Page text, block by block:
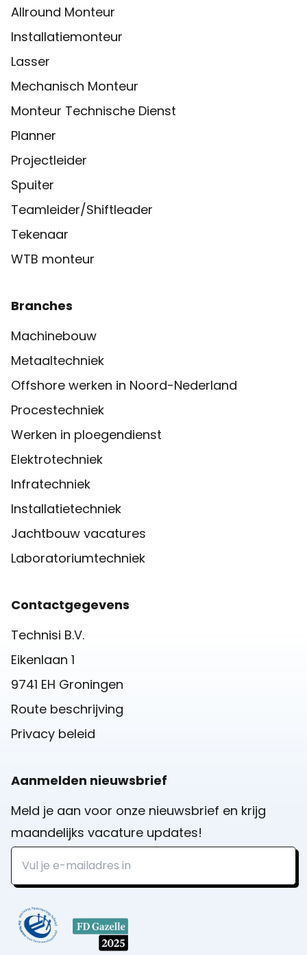
Allround Monteur
Installatiemonteur
Lasser
Mechanisch Monteur
Monteur Technische Dienst
Planner
Projectleider
Spuiter
Teamleider/Shiftleader
Tekenaar
WTB monteur
Branches
Machinebouw
Metaaltechniek
Offshore werken in Noord-Nederland
Procestechniek
Werken in ploegendienst
Elektrotechniek
Infratechniek
Installatietechniek
Jachtbouw vacatures
Laboratoriumtechniek
Contactgegevens
Technisi B.V.
Eikenlaan 1
9741 EH Groningen
Route beschrijving
Privacy beleid
Aanmelden nieuwsbrief
Meld je aan voor onze nieuwsbrief en krijg
maandelijks vacature updates!